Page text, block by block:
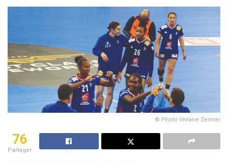
© Photo Viviane Zenner
76
Partager